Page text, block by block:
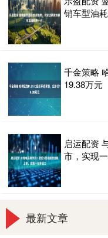
销车型油
千金策略
19.38万元
启运配资
市，实现
最新文章